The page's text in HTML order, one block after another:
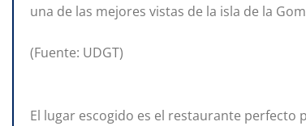
una de las mejores vistas de la isla de la
(Fuente: UDGT)
El lugar escogido es el restaurante